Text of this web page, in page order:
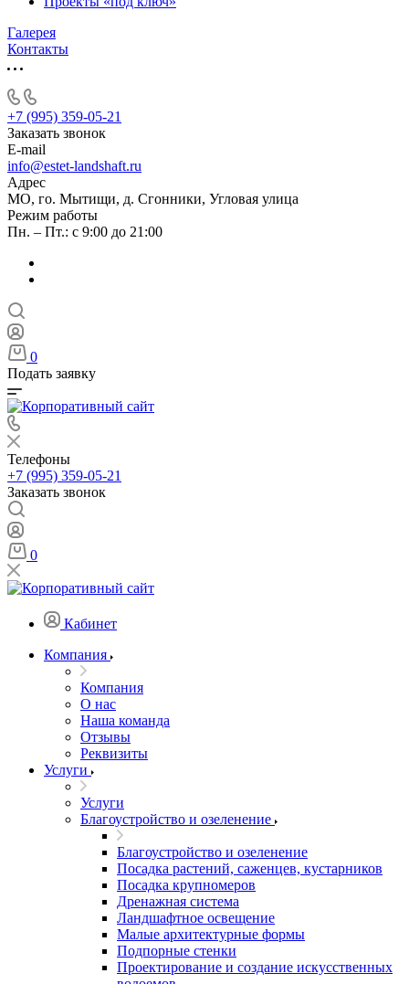
Галерея
Контакты
+7 (995) 359-05-21
Заказать звонок
E-mail
info@estet-landshaft.ru
Адрес
МО, го. Мытищи, д. Сгонники, Угловая улица
Режим работы
Пн. – Пт.: с 9:00 до 21:00
0
Подать заявку
Телефоны
+7 (995) 359-05-21
Заказать звонок
0
Кабинет
Компания
Компания
О нас
Наша команда
Отзывы
Реквизиты
Услуги
Услуги
Благоустройство и озеленение
Благоустройство и озеленение
Посадка растений, саженцев, кустарников
Посадка крупномеров
Дренажная система
Ландшафтное освещение
Малые архитектурные формы
Подпорные стенки
Проектирование и создание искусственных